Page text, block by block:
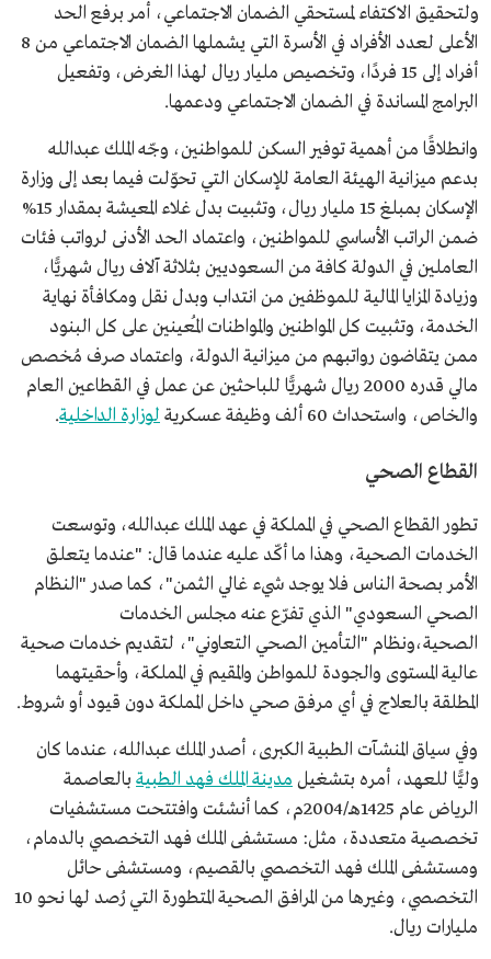
ولتحقيق الاكتفاء لمستحقي الضمان الاجتماعي، أمر برفع الحد
الأعلى لعدد الأفراد في الأسرة التي يشملها الضمان الاجتماعي من 8
أفراد إلى 15 فردًا، وتخصيص مليار ريال لهذا الغرض، وتفعيل
البرامج المساندة في الضمان الاجتماعي ودعمها.
وانطلاقًا من أهمية توفير السكن للمواطنين، وجّه الملك عبدالله
بدعم ميزانية الهيئة العامة للإسكان التي تحوّلت فيما بعد إلى وزارة
الإسكان بمبلغ 15 مليار ريال، وتثبيت بدل غلاء المعيشة بمقدار 15%
ضمن الراتب الأساسي للمواطنين، واعتماد الحد الأدنى لرواتب فئات
العاملين في الدولة كافة من السعوديين بثلاثة آلاف ريال شهريًّا،
وزيادة المزايا المالية للموظفين من انتداب وبدل نقل ومكافأة نهاية
الخدمة، وتثبيت كل المواطنين والمواطنات المُعينين على كل البنود
ممن يتقاضون رواتبهم من ميزانية الدولة، واعتماد صرف مُخصص
مالي قدره 2000 ريال شهريًّا للباحثين عن عمل في القطاعين العام
والخاص، واستحداث 60 ألف وظيفة عسكرية
لوزارة الداخلية.
القطاع الصحي
تطور القطاع الصحي في المملكة في عهد الملك عبدالله، وتوسعت
الخدمات الصحية، وهذا ما أكّد عليه عندما قال: "عندما يتعلق
الأمر بصحة الناس فلا يوجد شيء غالي الثمن"، كما صدر "النظام
الصحي السعودي" الذي تفرّع عنه مجلس الخدمات
الصحية،ونظام "التأمين الصحي التعاوني"، لتقديم خدمات صحية
عالية المستوى والجودة للمواطن والمقيم في المملكة، وأحقيتهما
المطلقة بالعلاج في أي مرفق صحي داخل المملكة دون قيود أو شروط.
وفي سياق المنشآت الطبية الكبرى، أصدر الملك عبدالله، عندما كان
وليًّا للعهد، أمره بتشغيل مدينة الملك فهد الطبية بالعاصمة
الرياض عام 1425هـ/2004م، كما أنشئت وافتتحت مستشفيات
تخصصية متعددة، مثل: مستشفى الملك فهد التخصصي بالدمام،
ومستشفى الملك فهد التخصصي بالقصيم، ومستشفى حائل
التخصصي، وغيرها من المرافق الصحية المتطورة التي رُصد لها نحو 10
مليارات ريال.